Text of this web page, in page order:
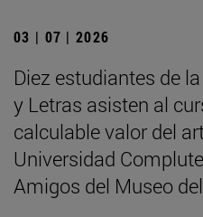
03 | 07 | 2026
Diez estudiantes de
y Letras asisten al
calculable valor del
Universidad
Amigos del Museo